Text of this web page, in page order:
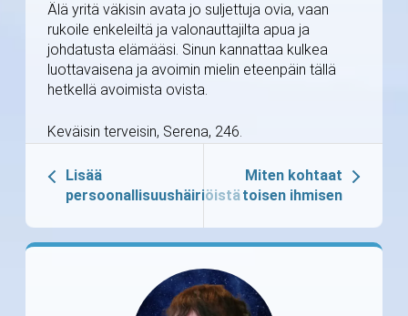
Älä yritä väkisin avata jo suljettuja ovia, vaan
rukoile enkeleiltä ja valonauttajilta apua ja
johdatusta elämääsi. Sinun kannattaa kulkea
luottavaisena ja avoimin mielin eteenpäin tällä
hetkellä avoimista ovista.
Keväisin terveisin, Serena, 246.
Lisää
persoonallisuushäiriöistä
Miten kohtaat
toisen ihmisen